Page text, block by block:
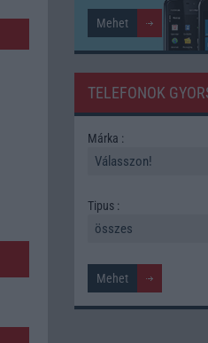
TELEFONOK
Márka :
Tipus :